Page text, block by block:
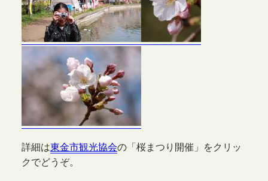
詳細は東金市観光協会の「桜まつり開催」をクリッ
クでどうぞ。